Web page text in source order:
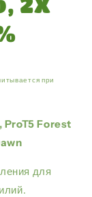
при
Forest
для